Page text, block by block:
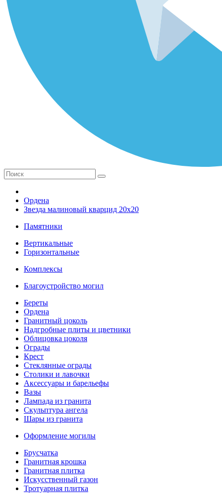
Ордена
Звезда малиновый кварцид 20х20
Памятники
Вертикальные
Горизонтальные
Комплексы
Благоустройство могил
Береты
Ордена
Гранитный цоколь
Надгробные плиты и цветники
Облицовка цоколя
Ограды
Крест
Стеклянные ограды
Столики и лавочки
Аксессуары и барельефы
Вазы
Лампада из гранита
Скульптура ангела
Шары из гранита
Оформление могилы
Брусчатка
Гранитная крошка
Гранитная плитка
Искусственный газон
Тротуарная плитка